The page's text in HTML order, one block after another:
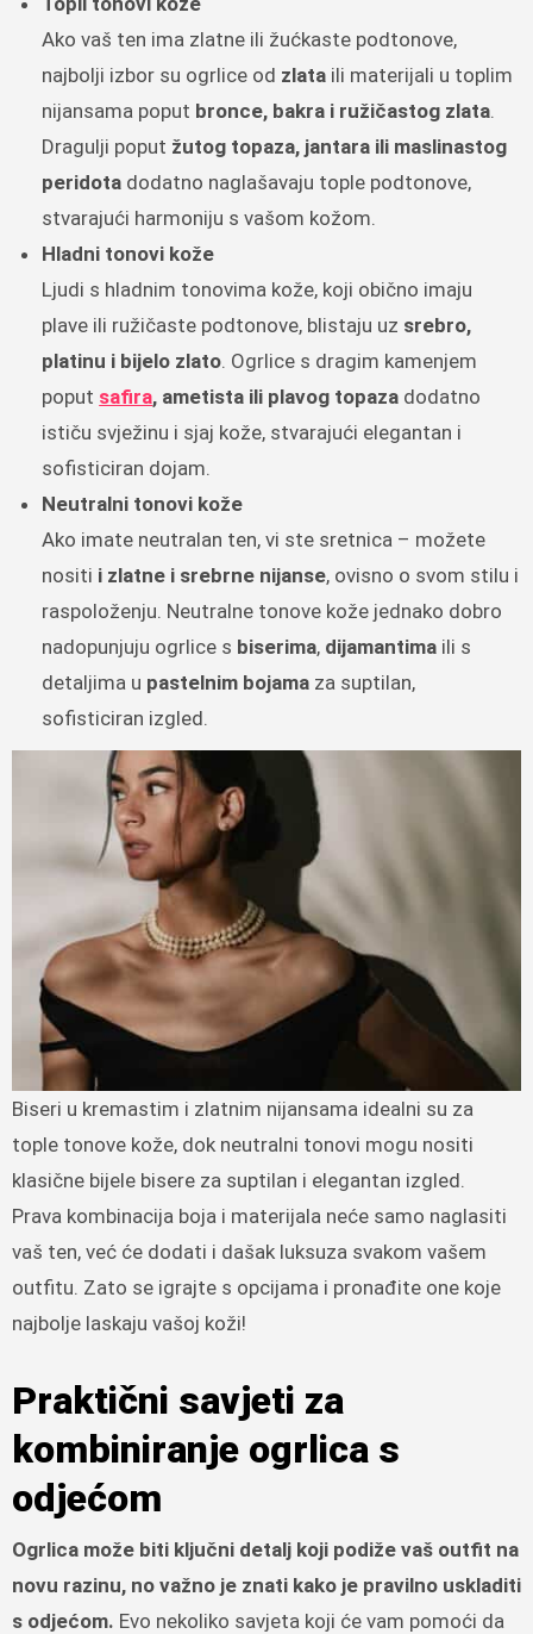
Ako vaš ten ima zlatne ili žućkaste podtonove,
najbolji izbor su ogrlice od zlata ili materijali u toplim
nijansama poput bronce, bakra i ružičastog zlata.
Dragulji poput žutog topaza, jantara ili maslinastog
peridota dodatno naglašavaju tople podtonove,
stvarajući harmoniju s vašom kožom.
Hladni tonovi kože
Ljudi s hladnim tonovima kože, koji obično imaju
plave ili ružičaste podtonove, blistaju uz srebro,
platinu i bijelo zlato. Ogrlice s dragim kamenjem
poput safira, ametista ili plavog topaza dodatno
ističu svježinu i sjaj kože, stvarajući elegantan i
sofisticiran dojam.
Neutralni tonovi kože
Ako imate neutralan ten, vi ste sretnica – možete
nositi i zlatne i srebrne nijanse, ovisno o svom stilu i
raspoloženju. Neutralne tonove kože jednako dobro
nadopunjuju ogrlice s biserima, dijamantima ili s
detaljima u pastelnim bojama za suptilan,
sofisticiran izgled.
Biseri u kremastim i zlatnim nijansama idealni su za
tople tonove kože, dok neutralni tonovi mogu nositi
klasične bijele bisere za suptilan i elegantan izgled.
Prava kombinacija boja i materijala neće samo naglasiti
vaš ten, već će dodati i dašak luksuza svakom vašem
outfitu. Zato se igrajte s opcijama i pronađite one koje
najbolje laskaju vašoj koži!
Praktični savjeti za
kombiniranje ogrlica s
odjećom
Ogrlica može biti ključni detalj koji podiže vaš outfit na
novu razinu, no važno je znati kako je pravilno uskladiti
s odjećom. Evo nekoliko savjeta koji će vam pomoći da